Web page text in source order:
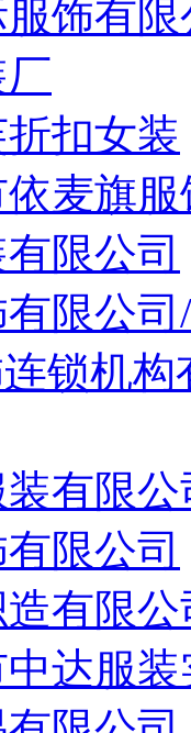
饰有限
扣女装
麦旗
限公司
限公
锁机
有限公
限公司
有限公
达服